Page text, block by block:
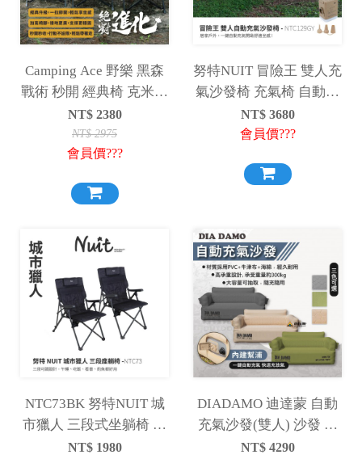
Camping Ace 野樂 黑森
戰術 秒開 經典椅 克米特
椅 摺疊椅 露營椅 戶外椅
折疊椅 休閒椅
NT$ 2380
NT$2975
會員價???
努特NUIT 冒險王 雙人充
氣沙發椅 充氣椅 自動充
氣沙發 椅 露營沙發 充氣
椅 NTC129GY
NT$ 3680
會員價???
NTC73BK 努特NUIT 城
市獵人 三段式坐躺椅 黑
色 三段大川椅
NT$ 1980
DIADAMO 迪達蒙 自動
充氣沙發(雙人) 沙發 充
氣沙發 露營 野營
NT$ 4290